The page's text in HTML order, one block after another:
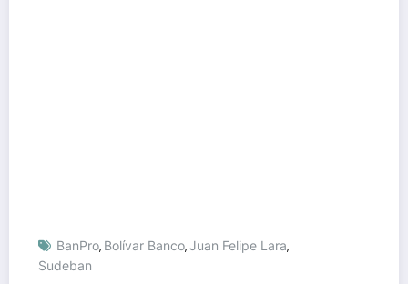
BanPro, Bolívar Banco,Juan Felipe Lara,
Sudeban